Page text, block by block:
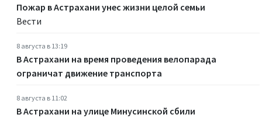
Пожар в Астрахани унес жизни целой семьи
Вести
8 августа в 13:19
В Астрахани на время проведения велопарада
ограничат движение транспорта
8 августа в 11:02
В Астрахани на улице Минусинской сбили